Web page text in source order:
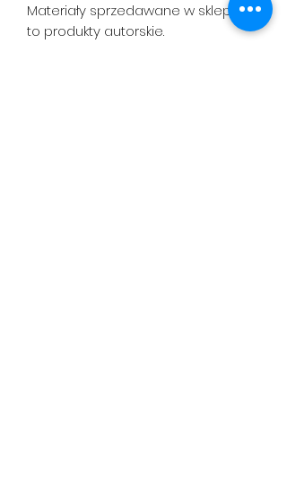
Materiały sprzedawane w sklepiku
to produkty autorskie.